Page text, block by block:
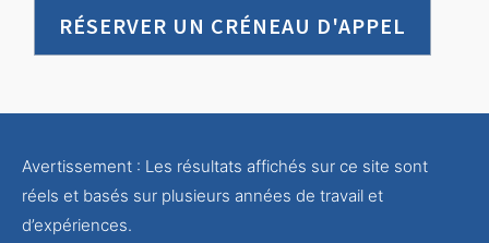
RÉSERVER UN CRÉNEAU D'APPEL
Avertissement : Les résultats affichés sur ce site sont
réels et basés sur plusieurs années de travail et
d’expériences.